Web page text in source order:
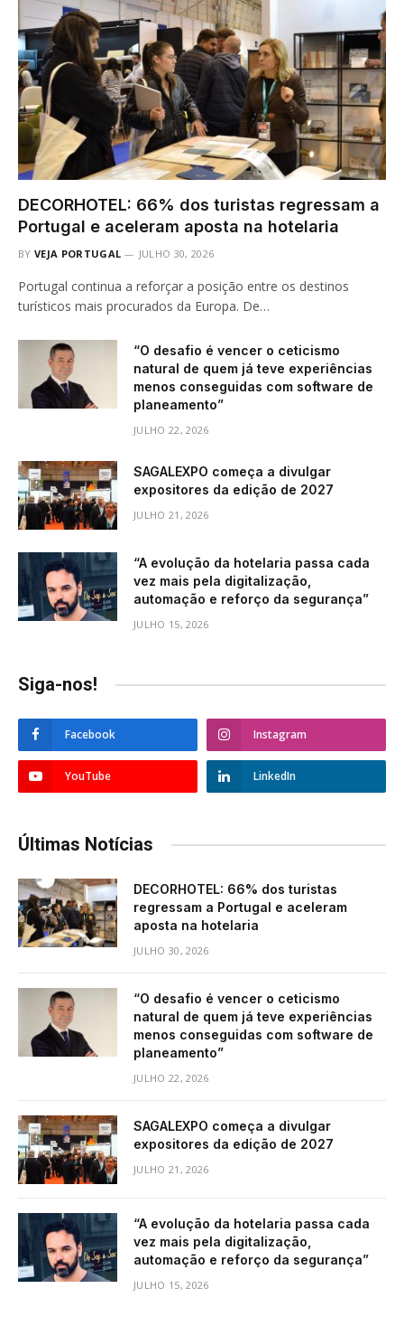
DECORHOTEL: 66% dos turistas regressam a
Portugal e aceleram aposta na hotelaria
BY VEJA PORTUGAL JULHO 30, 2026
Portugal continua a reforçar a posição entre os destinos
turísticos mais procurados da Europa. De…
“O desafio é vencer o ceticismo
natural de quem já teve experiências
menos conseguidas com software de
planeamento”
JULHO 22, 2026
SAGALEXPO começa a divulgar
expositores da edição de 2027
JULHO 21, 2026
“A evolução da hotelaria passa cada
vez mais pela digitalização,
automação e reforço da segurança”
JULHO 15, 2026
Siga-nos!
Facebook Instagram
YouTube LinkedIn
Últimas Notícias
DECORHOTEL: 66% dos turistas
regressam a Portugal e aceleram
aposta na hotelaria
JULHO 30, 2026
“O desafio é vencer o ceticismo
natural de quem já teve experiências
menos conseguidas com software de
planeamento”
JULHO 22, 2026
SAGALEXPO começa a divulgar
expositores da edição de 2027
JULHO 21, 2026
“A evolução da hotelaria passa cada
vez mais pela digitalização,
automação e reforço da segurança”
JULHO 15, 2026